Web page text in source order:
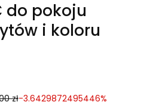
do pokoju
i koloru
zł-3.6429872495446%